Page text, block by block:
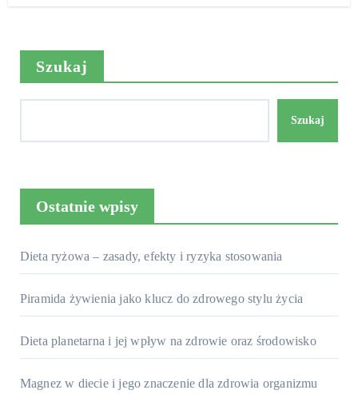
Szukaj
Szukaj
Ostatnie wpisy
Dieta ryżowa – zasady, efekty i ryzyka stosowania
Piramida żywienia jako klucz do zdrowego stylu życia
Dieta planetarna i jej wpływ na zdrowie oraz środowisko
Magnez w diecie i jego znaczenie dla zdrowia organizmu